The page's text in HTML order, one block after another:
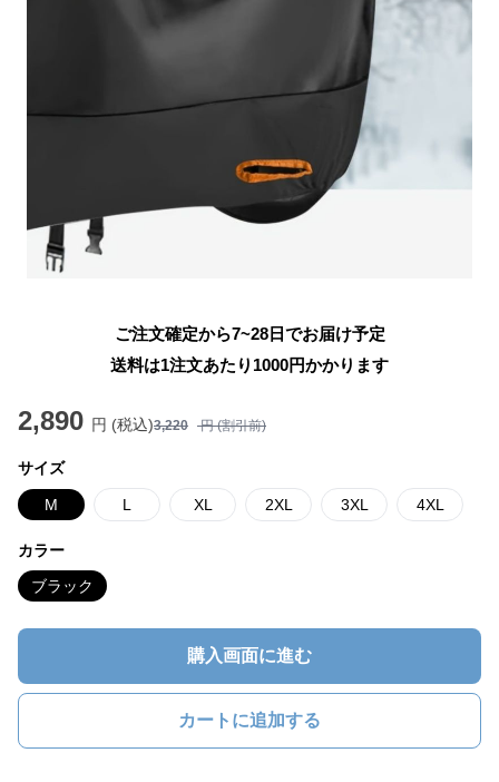
ご注文確定から7~28日でお届け予定
送料は1注文あたり 1000円かかります
2,890 円 (税込)3,220 円 (割引前)
サイズ
M L XL 2XL 3XL 4XL
カラー
ブラック
購入画面に進む
カートに追加する